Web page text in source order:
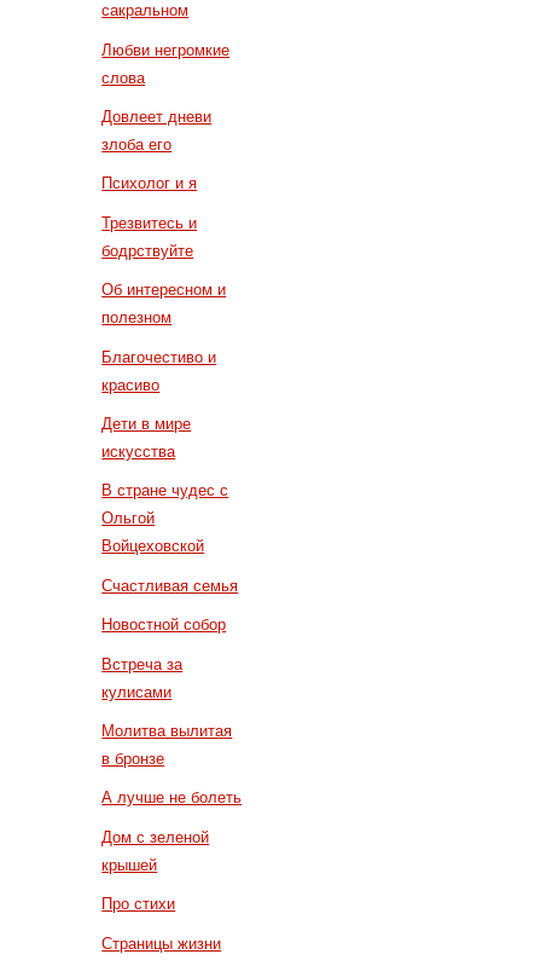
сакральном
Любви негромкие
слова
Довлеет дневи
злоба его
Психолог и я
Трезвитесь и
бодрствуйте
Об интересном и
полезном
Благочестиво и
красиво
Дети в мире
искусства
В стране чудес с
Ольгой
Войцеховской
Счастливая семья
Новостной собор
Встреча за
кулисами
Молитва вылитая
в бронзе
А лучше не болеть
Дом с зеленой
крышей
Про стихи
Страницы жизни